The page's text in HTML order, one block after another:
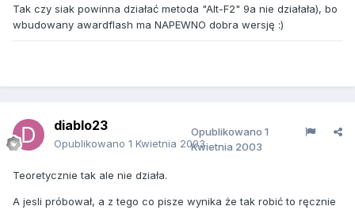
Tak czy siak powinna działać metoda "Alt-F2" 9a nie działała), bo
wbudowany awardflash ma NAPEWNO dobra wersję :)
diablo23
Opublikowano 1 Kwietnia 2003
Opublikowano 1
Kwietnia 2003
Teoretycznie tak ale nie działa.
A jesli próbował, a z tego co pisze wynika że tak robić to ręcznie